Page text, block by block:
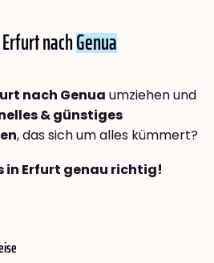
nachGenua
nach Genua umziehen und
& günstiges
, das sich um alles kümmert?
in Erfurt genau richtig!